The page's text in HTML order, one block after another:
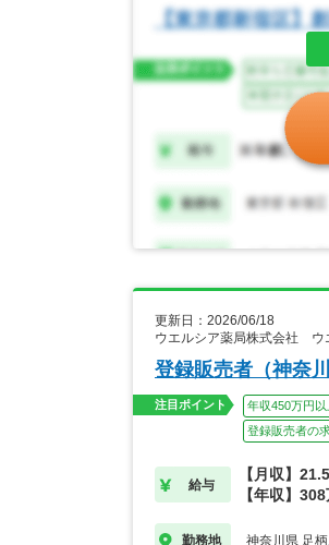
更新日：2026/06/18
ウエルシア薬局株式会社 ウ
登録販売者（神奈
注目ポイント 年収450万円
登録販売者の
給与
【月収】
【年収】
勤務地 神奈川県 足